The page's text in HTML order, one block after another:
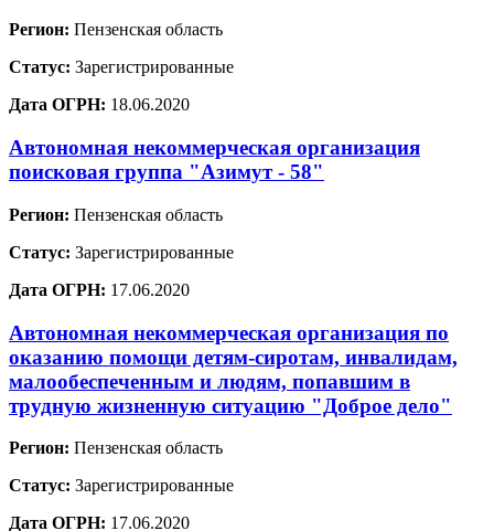
Регион: Пензенская область
Статус: Зарегистрированные
Дата ОГРН: 18.06.2020
Автономная некоммерческая организация
поисковая группа "Азимут - 58"
Регион: Пензенская область
Статус: Зарегистрированные
Дата ОГРН: 17.06.2020
Автономная некоммерческая организация по
оказанию помощи детям-сиротам, инвалидам,
малообеспеченным и людям, попавшим в
трудную жизненную ситуацию "Доброе дело"
Регион: Пензенская область
Статус: Зарегистрированные
Дата ОГРН: 17.06.2020